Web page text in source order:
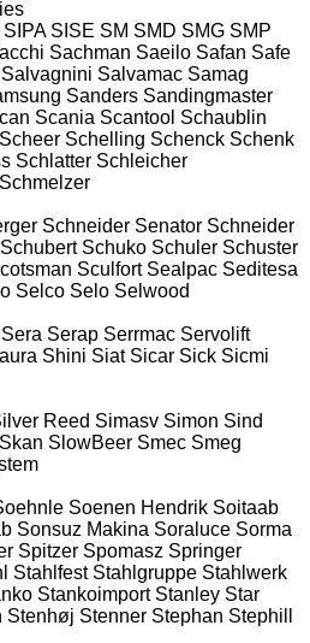
SIPA SISE SM SMD SMG SMP
Sachman Saeilo Safan Safe
Salvagnini Salvamac Samag
Sanders Sandingmaster
Scania Scantool Schaublin
Scheer Schelling Schenck Schenk
Schlatter Schleicher
Schmelzer
Schneider Senator Schneider
Schubert Schuko Schuler Schuster
Sculfort Sealpac Seditesa
Selco Selo Selwood
Sera Serap Serrmac Servolift
Shini Siat Sicar Sick Sicmi
Reed Simasv Simon Sind
Skan SlowBeer Smec Smeg
Soenen Hendrik Soitaab
Sonsuz Makina Soraluce Sorma
Spitzer Spomasz Springer
Stahlfest Stahlgruppe Stahlwerk
Stankoimport Stanley Star
Stenhøj Stenner Stephan Stephill